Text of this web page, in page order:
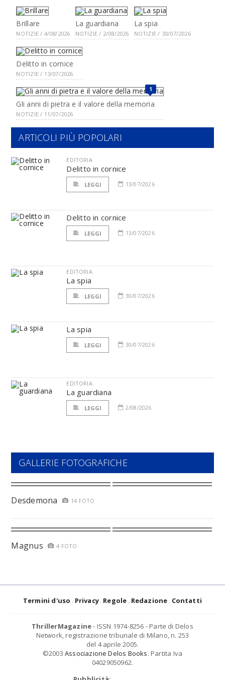
Brillare
NOTIZIE / 4/08/2026
La guardiana
NOTIZIE / 2/08/2026
La spia
NOTIZIE / 30/07/2026
Delitto in cornice
NOTIZIE / 13/07/2026
1
Gli anni di pietra e il valore della memoria
NOTIZIE / 11/07/2026
ARTICOLI PIÙ POPOLARI
EDITORIA
Delitto in cornice
LEGGI 13/07/2026
Delitto in cornice
LEGGI 13/07/2026
EDITORIA
La spia
LEGGI 30/07/2026
La spia
LEGGI 30/07/2026
EDITORIA
La guardiana
LEGGI 2/08/2026
GALLERIE FOTOGRAFICHE
Desdemona 14 FOTO
Magnus 4 FOTO
Termini d'uso Privacy Regole Redazione Contatti
ThrillerMagazine- ISSN 1974-8256 - Parte di Delos
Network, registrazione tribunale di Milano, n. 253
del 4 aprile 2005.
©2003 Associazione Delos Books. Partita Iva
04029050962.